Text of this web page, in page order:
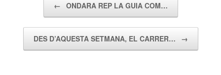
← ONDARA REP LA GUIA COM…
DES D’AQUESTA SETMANA, EL CARRER… →